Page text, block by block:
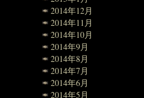
2014年12月
2014年11月
2014年10月
2014年9月
2014年8月
2014年7月
2014年6月
2014年5月